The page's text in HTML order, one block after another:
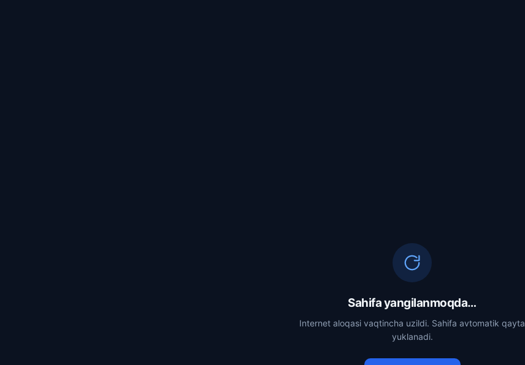
Sahifa yangilanmoqda…
Internet aloqasi vaqtincha uzildi. Sahifa avtomatik qayta
yuklanadi.